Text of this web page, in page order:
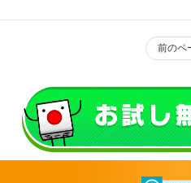
前のペ